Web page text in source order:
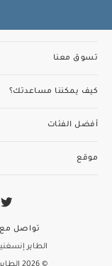
تسوق معنا
كيف يمكننا مساعدتك؟
أفضل الفئات
موقع
الطاير
تواصل مع